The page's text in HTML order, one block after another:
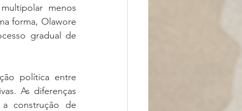
menos
forma, Olawore
gradual de
política entre
As diferenças
construção de